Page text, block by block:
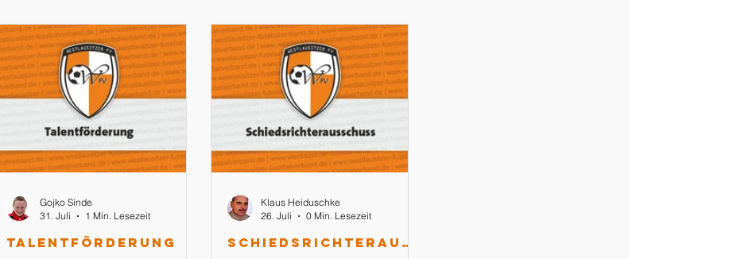
Talentförderung
Gojko Sinde
31. Juli
1 Min. Lesezeit
Schiedsrichterausschuss
Klaus Heiduschke
26. Juli
0 Min. Lesezeit